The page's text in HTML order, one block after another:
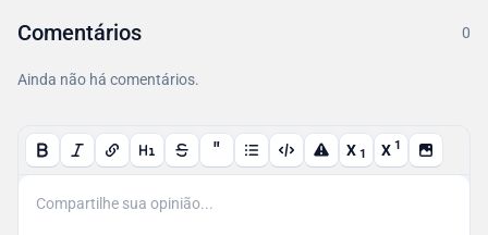
Comentários 0
Ainda não há comentários.
" X 1 X 1